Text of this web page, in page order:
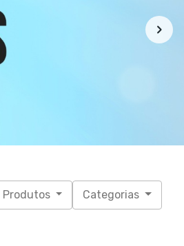
Produtos Categorias